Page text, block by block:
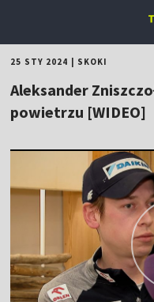
25 STY 2024 SKOKI
Aleksander
powietrzu [WIDEO]